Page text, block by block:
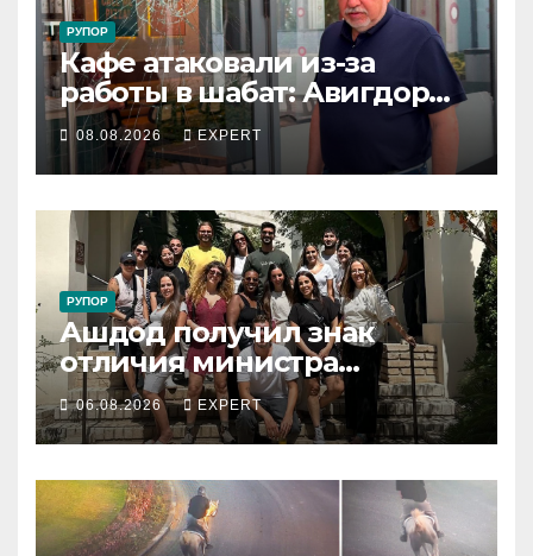
РУПОР
Кафе атаковали из-за
работы в шабат: Авигдор
Либерман приехал
поддержать владельцев
08.08.2026 EXPERT
РУПОР
Ашдод получил знак
отличия министра
обороны за поддержку
резервистов
06.08.2026 EXPERT